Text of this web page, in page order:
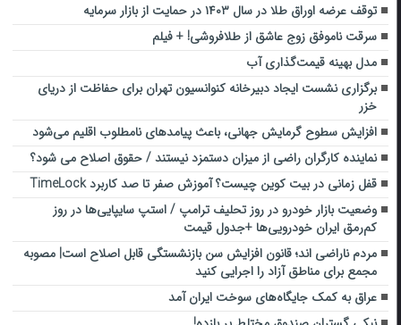
توقف عرضه اوراق طلا در سال ۱۴۰۳ در حمایت از بازار سرمایه
سرقت ناموفق زوج عاشق از طلافروشی! + فیلم
مدل بهینه قیمت‌گذاری آب
برگزاری نشست ایجاد دبیرخانه کنوانسیون تهران برای حفاظت از دریای
خزر
افزایش سطوح گرمایش جهانی، باعث پیامدهای نامطلوب اقلیم می‌شود
نماینده کارگران راضی از میزان دستمزد نیستند / حقوق اصلاح می شود؟
قفل زمانی در بیت کوین چیست؟ آموزش صفر تا صد کاربرد TimeLock
وضعیت بازار خودرو در روز تحلیف ترامپ / استپ سایپایی‌ها در روز
کم‌رمق ایران خودرویی‌ها +جدول قیمت
مردم ناراضی اند؛ قانون افزایش سن بازنشستگی قابل اصلاح است| مصوبه
مجمع برای مناطق آزاد را اجرایی کنید
عراق به کمک جایگاه‌های سوخت ایران آمد